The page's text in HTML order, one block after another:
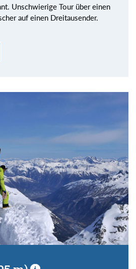
Unschwierige Tour über einen
auf einen Dreitausender.